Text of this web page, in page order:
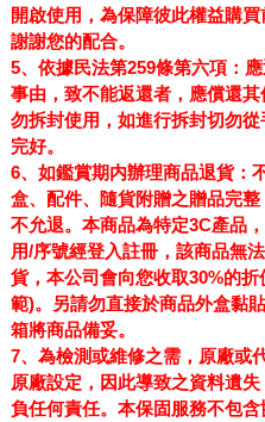
開啟使用，為保障彼此權益購
謝謝您的配合。
5、依據民法第259條第六項：
事由，致不能返還者，應償還其
勿拆封使用，如進行拆封切勿
完好。
6、如鑑賞期内辦理商品退貨：
盒、配件、隨貨附贈之贈品完
不允退。本商品為特定3C產品
用/序號經登入註冊，該商品無
貨，本公司會向您收取30%的
範)。另請勿直接於商品外盒黏
箱將商品備妥。
7、 為檢測或維修之需，原廠或
原廠設定，因此導致之資料遺
負任何責任。本保固服務不包